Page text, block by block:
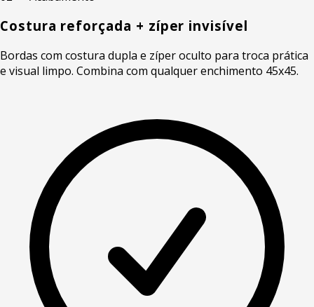
Costura reforçada + zíper invisível
Bordas com costura dupla e zíper oculto para troca prática
e visual limpo. Combina com qualquer enchimento 45x45.